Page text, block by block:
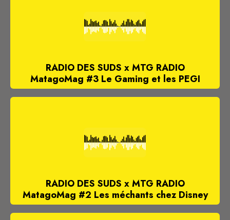
RADIO DES SUDS x MTG RADIO
MatagoMag #3 Le Gaming et les PEGI
RADIO DES SUDS x MTG RADIO
MatagoMag #2 Les méchants chez Disney